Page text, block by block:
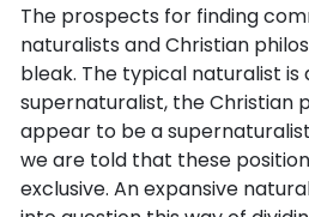
The prospects for finding
naturalists and Christian
bleak. The typical naturalist is
supernaturalist, the Christian
appear to be a
we are told that these
exclusive. An expansive